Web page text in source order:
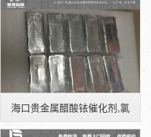
价上门回收,鼎锋贵金属
海口贵金属醋酸铱催化剂,氯铱